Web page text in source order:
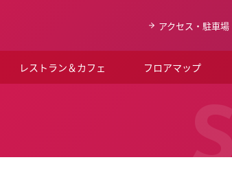
アクセス・駐車場
レストラン＆カフェ フロアマップ